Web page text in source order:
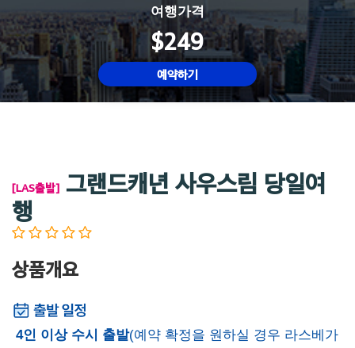
여행가격
$249
예약하기
[LAS출발] 그랜드캐년 사우스림 당일여
행
상품개요
4인 이상 수시 출발(예약 확정을 원하실 경우 라스베가